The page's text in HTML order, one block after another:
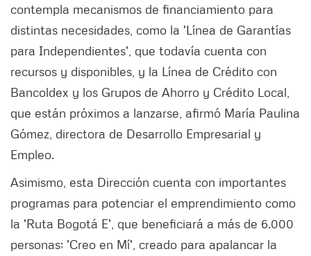
contempla mecanismos de financiamiento para
distintas necesidades, como la 'Línea de Garantías
para Independientes', que todavía cuenta con
recursos y disponibles, y la Línea de Crédito con
Bancoldex y los Grupos de Ahorro y Crédito Local,
que están próximos a lanzarse, afirmó María Paulina
Gómez, directora de Desarrollo Empresarial y
Empleo.
Asimismo, esta Dirección cuenta con importantes
programas para potenciar el emprendimiento como
la 'Ruta Bogotá E', que beneficiará a más de 6.000
personas; 'Creo en Mí', creado para apalancar la